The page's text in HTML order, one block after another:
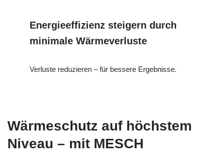
Energieeffizienz steigern durch
minimale Wärmeverluste
Verluste reduzieren – für bessere Ergebnisse.
Wärmeschutz auf höchstem
Niveau – mit MESCH